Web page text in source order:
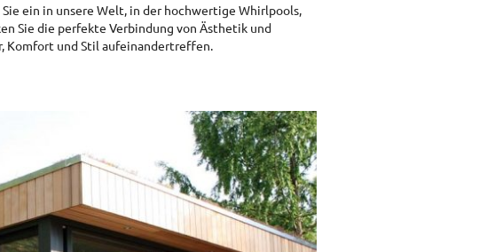
ein in unsere Welt, in der hochwertige Whirlpools,
Sie die perfekte Verbindung von Ästhetik und
Komfort und Stil aufeinandertreffen.